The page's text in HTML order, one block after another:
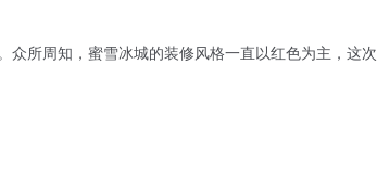
所周知，蜜雪冰城的装修风格一直以红色为主，这